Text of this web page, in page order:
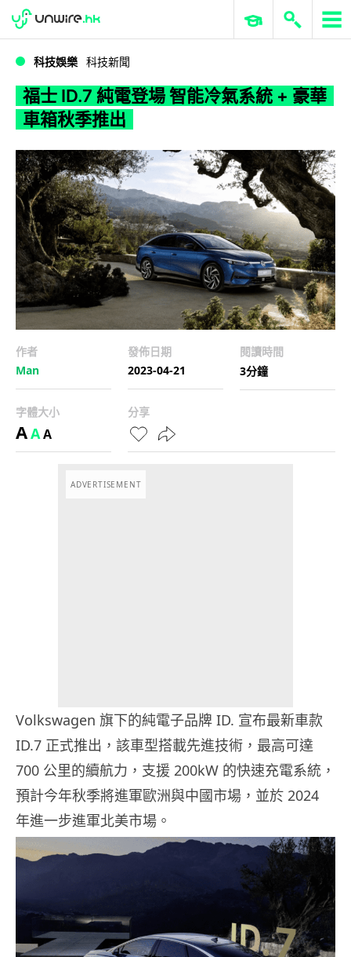
WWDC 2026 ERP 與商業 AI
科技娛樂 科技新聞
福士 ID.7 純電登場 智能冷氣系統 + 豪華
車箱秋季推出
作者
Man
發佈日期
2023-04-21
閱讀時間
3分鐘
字體大小
AAA
分享
ADVERTISEMENT
Volkswagen 旗下的純電子品牌 ID. 宣布最新車款
ID.7 正式推出，該車型搭載先進技術，最高可達
700 公里的續航力，支援 200kW 的快速充電系統，
預計今年秋季將進軍歐洲與中國市場，並於 2024
年進一步進軍北美市場。